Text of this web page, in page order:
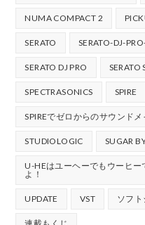
NUMA COMPACT 2
SERATO SERATO-DJ-
SERATO DJ PRO SERATO
SPECTRASONICS SPIRE
SPIREでゼロからのサウンドメ
STUDIOLOGIC SUGAR
U-HEはユーヘーでもウーヒ
よ！
UPDATE VST ソフト